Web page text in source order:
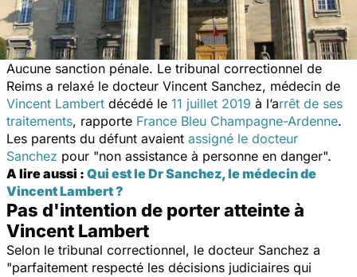
Aucune sanction pénale. Le tribunal correctionnel de
Reims a relaxé le docteur Vincent Sanchez, médecin de
Vincent Lambert décédé le 11 juillet 2019 à l’arrêt de ses
traitements, rapporte France Bleu Champagne-Ardenne.
Les parents du défunt avaient assigné le docteur
Sanchez pour "non assistance à personne en danger".
A lire aussi : Qui est le Dr Sanchez, le médecin de
Vincent Lambert ?
Pas d'intention de porter atteinte à
Vincent Lambert
Selon le tribunal correctionnel, le docteur Sanchez a
"parfaitement respecté les décisions judiciaires qui